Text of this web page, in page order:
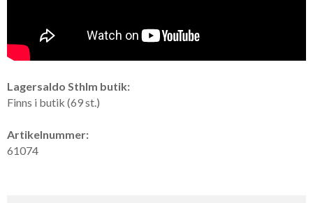
Lagersaldo Sthlm butik:
Finns i butik (69 st.)
Artikelnummer:
61074